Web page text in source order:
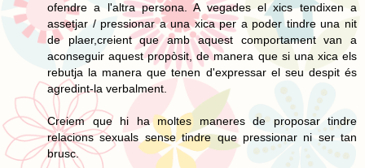
ofendre a l'altra persona. A vegades el xics tendixen a
assetjar / pressionar a una xica per a poder tindre una nit
de plaer,creient que amb aquest comportament van a
aconseguir aquest propòsit, de manera que si una xica els
rebutja la manera que tenen d'expressar el seu despit és
agredint-la verbalment.
Creiem que hi ha moltes maneres de proposar tindre
relacions sexuals sense tindre que pressionar ni ser tan
brusc.